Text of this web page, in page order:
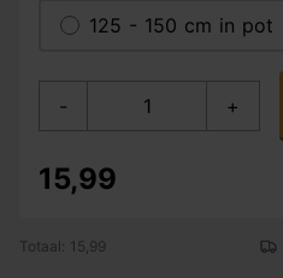
125 - 150 cm in pot
- +
15,99
Totaal: 15,99